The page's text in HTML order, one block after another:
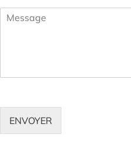
ENVOYER